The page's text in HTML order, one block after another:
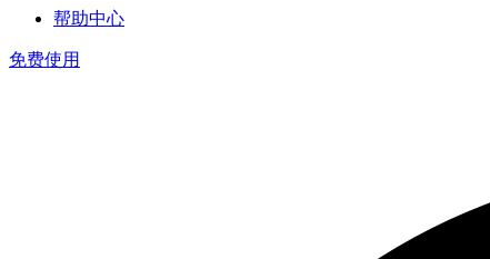
帮助中心
免费使用